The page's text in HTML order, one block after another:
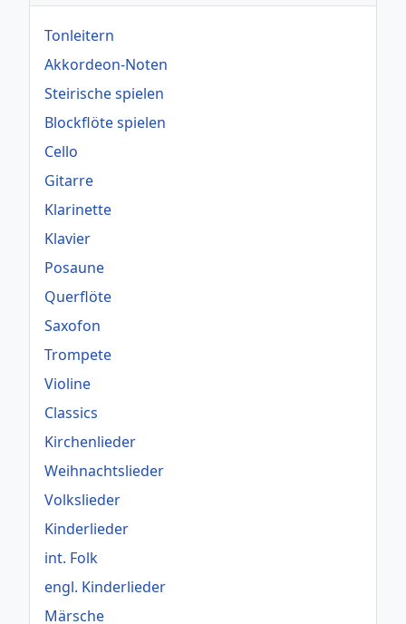
Tonleitern
Akkordeon-Noten
Steirische spielen
Blockflöte spielen
Cello
Gitarre
Klarinette
Klavier
Posaune
Querflöte
Saxofon
Trompete
Violine
Classics
Kirchenlieder
Weihnachtslieder
Volkslieder
Kinderlieder
int. Folk
engl. Kinderlieder
Märsche